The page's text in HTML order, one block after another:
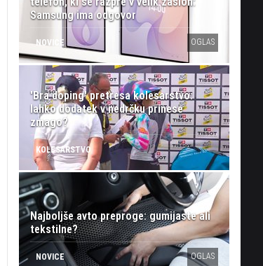
Samsung ima odgovor
NOVICE OGLAS
'Bra doping' pretresa kolesarstvo:
lahko dodatek v nedrčku prinese
zmago?
KOLESARSTVO
Najboljše avto preproge: gumijaste ali
tekstilne?
NOVICE OGLAS